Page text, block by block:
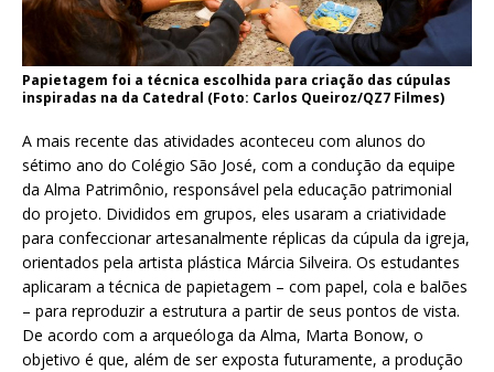
Papietagem foi a técnica escolhida para criação das cúpulas
inspiradas na da Catedral (Foto: Carlos Queiroz/QZ7 Filmes)
A mais recente das atividades aconteceu com alunos do
sétimo ano do Colégio São José, com a condução da equipe
da Alma Patrimônio, responsável pela educação patrimonial
do projeto. Divididos em grupos, eles usaram a criatividade
para confeccionar artesanalmente réplicas da cúpula da igreja,
orientados pela artista plástica Márcia Silveira. Os estudantes
aplicaram a técnica de papietagem – com papel, cola e balões
– para reproduzir a estrutura a partir de seus pontos de vista.
De acordo com a arqueóloga da Alma, Marta Bonow, o
objetivo é que, além de ser exposta futuramente, a produção